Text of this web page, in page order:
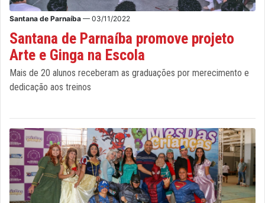
Santana de Parnaíba — 03/11/2022
Santana de Parnaíba promove projeto
Arte e Ginga na Escola
Mais de 20 alunos receberam as graduações por merecimento e
dedicação aos treinos